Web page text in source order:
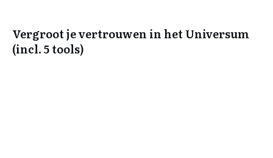
Vergroot je vertrouwen in het Universum
(incl. 5 tools)